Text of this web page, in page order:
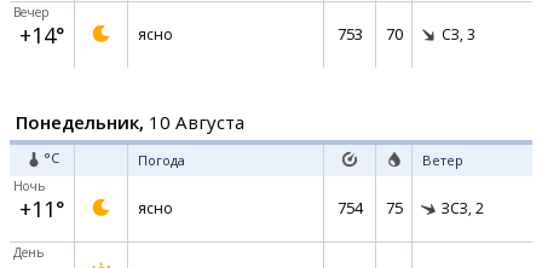
Вечер
+14° ясно 753 70 СЗ, 3
Понедельник, 10 Августа
°C Погода Ветер
Ночь
+11° ясно 754 75 ЗСЗ, 2
День